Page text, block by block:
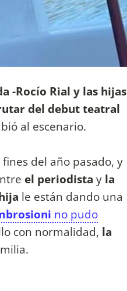
-Rocío Rial y las hijas
del debut teatral
al escenario.
fines del año pasado, y
el periodista y la
le están dando una
no pudo
con normalidad, la